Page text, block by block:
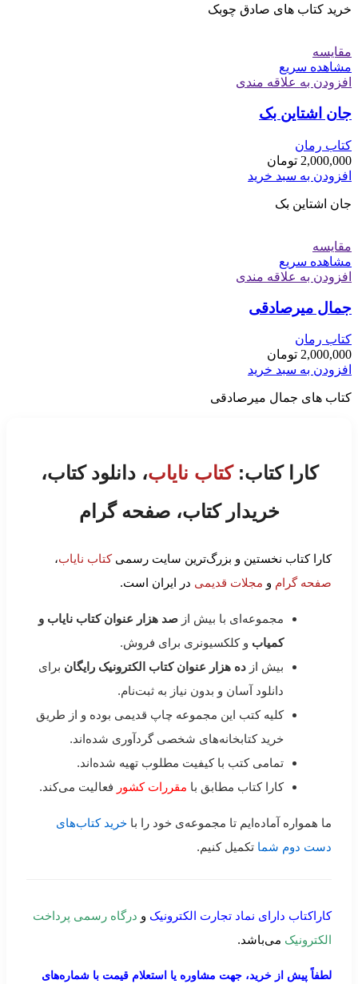
خرید کتاب های صادق چوبک
مقایسه
مشاهده سریع
افزودن به علاقه مندی
جان اشتاین بک
کتاب رمان
2,000,000 تومان
افزودن به سبد خرید
جان اشتاین بک
مقایسه
مشاهده سریع
افزودن به علاقه مندی
جمال میرصادقی
کتاب رمان
2,000,000 تومان
افزودن به سبد خرید
کتاب های جمال میرصادقی
کارا کتاب:کتاب نایاب، دانلود کتاب،
خریدار کتاب، صفحه گرام
کارا کتاب نخستین و بزرگ‌ترین سایت رسمیکتاب نایاب،
صفحه گرام و مجلات قدیمی در ایران است.
مجموعه‌ای با بیش از صد هزار عنوان کتاب نایاب و
کمیاب و کلکسیونری برای فروش.
بیش از ده هزار عنوان کتاب الکترونیک رایگان برای
دانلود آسان و بدون نیاز به ثبت‌نام.
کلیه کتب این مجموعه چاپ قدیمی بوده و از طریق
خرید کتابخانه‌های شخصی گردآوری شده‌اند.
تمامی کتب با کیفیت مطلوب تهیه شده‌اند.
کارا کتاب مطابق با مقررات کشور فعالیت می‌کند.
ما همواره آماده‌ایم تا مجموعه‌ی خود را با خرید کتاب‌های
دست دوم شما تکمیل کنیم.
کاراکتاب دارای نماد تجارت الکترونیک و درگاه رسمی پرداخت
الکترونیک می‌باشد.
لطفاً پیش از خرید، جهت مشاوره یا استعلام قیمت با شماره‌های